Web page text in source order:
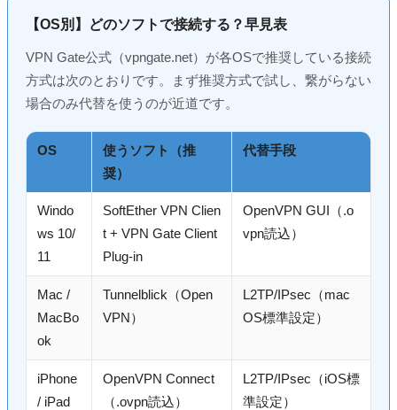
【OS別】どのソフトで接続する？早見表
VPN Gate公式（vpngate.net）が各OSで推奨している接続
方式は次のとおりです。まず推奨方式で試し、繋がらない
場合のみ代替を使うのが近道です。
OS
使うソフト（推
奨）
代替手段
Windo
ws 10/
11
SoftEther VPN Clien
t + VPN Gate Client
Plug-in
OpenVPN GUI（.o
vpn読込）
Mac /
MacBo
ok
Tunnelblick（Open
VPN）
L2TP/IPsec（mac
OS標準設定）
iPhone
/ iPad
OpenVPN Connect
（.ovpn読込）
L2TP/IPsec（iOS標
準設定）